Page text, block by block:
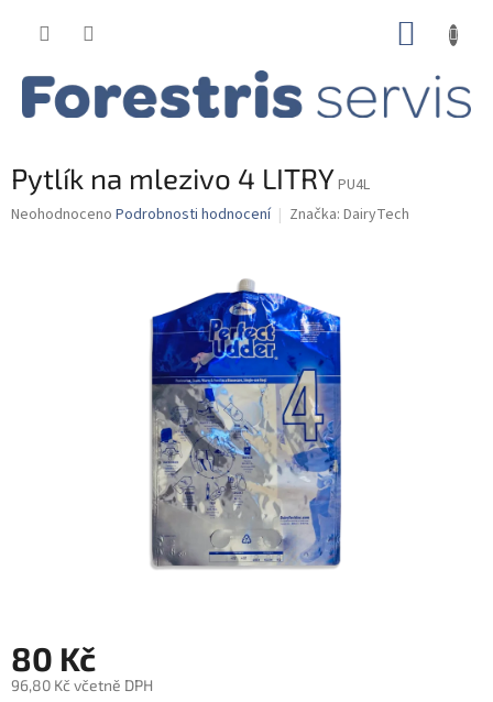
Pytlík na mlezivo 4 LITRYPU4L
Průměrné
Neohodnoceno Podrobnosti hodnocení Značka: DairyTech
80 Kč
96,80 Kč včetně DPH